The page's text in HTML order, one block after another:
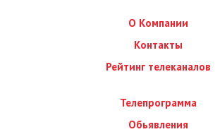
О Компании
Контакты
Рейтинг телеканалов
Телепрограмма
Обьявления